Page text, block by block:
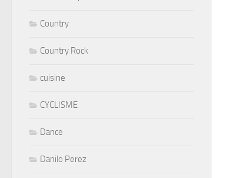
Country
Country Rock
cuisine
CYCLISME
Dance
Danilo Perez